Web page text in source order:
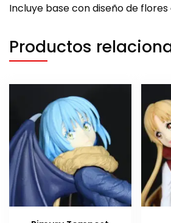
Incluye base con diseño de flores
Productos